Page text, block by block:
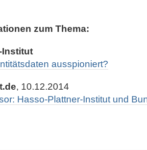
zum Thema:
Institut
ausspioniert?
, 10.12.2014
Hasso-Plattner-Institut und